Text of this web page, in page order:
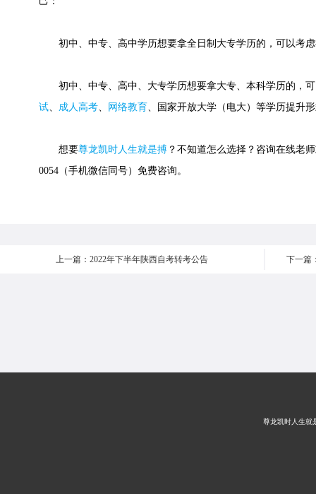
初中、中专、高中学历想要拿全日制大专学历的，可以考虑
初中、中专、高中、大专学历想要拿大专、本科学历的，可
试、 成人高考、 网络教育、国家开放大学（电大）等学历提升
想要尊龙凯时人生就是搏 ？不知道怎么选择？咨询在线老
0054（手机微信同号）免费咨询。
上一篇：2022年下半年陕西自考转考公告
尊龙凯时人生就